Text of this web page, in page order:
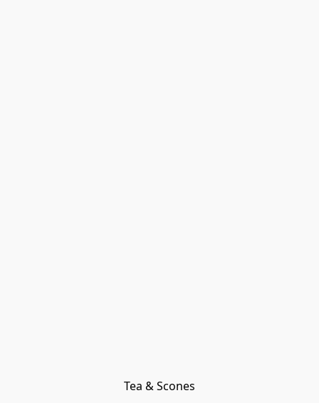
Tea & Scones